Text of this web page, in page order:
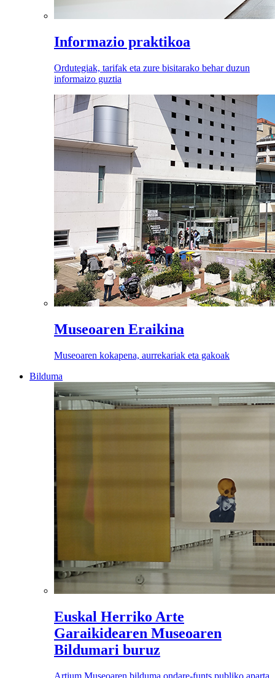
Informazio praktikoa
Ordutegiak, tarifak eta zure bisitarako behar duzun
informaizo guztia
Museoaren Eraikina
Museoaren kokapena, aurrekariak eta gakoak
Bilduma
Euskal Herriko Arte
Garaikidearen Museoaren
Bildumari buruz
Artium Museoaren bilduma ondare-funts publiko aparta